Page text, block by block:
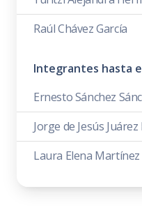
Raúl Chávez García
Integrantes hasta
Ernesto Sánchez
Jorge de Jesús
Laura Elena Martínez